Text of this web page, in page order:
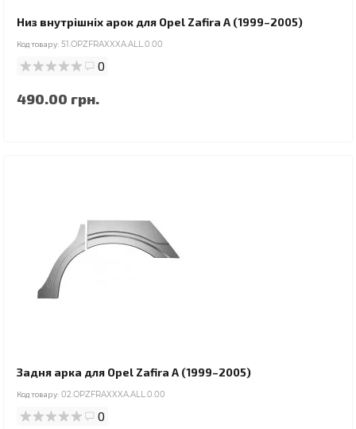
Низ внутрішніх арок для Opel Zafira A (1999–2005)
Код товару: 51.OPZFRAXXXA.ALL.0.00
0
490.00 грн.
Задня арка для Opel Zafira A (1999–2005)
Код товару: 02.OPZFRAXXXA.ALL.0.00
0